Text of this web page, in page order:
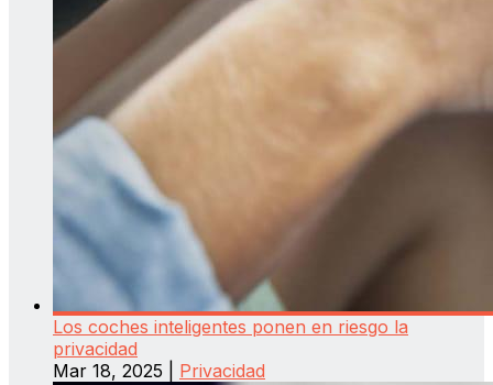
Los coches inteligentes ponen en riesgo la
privacidad
Mar 18, 2025
Privacidad